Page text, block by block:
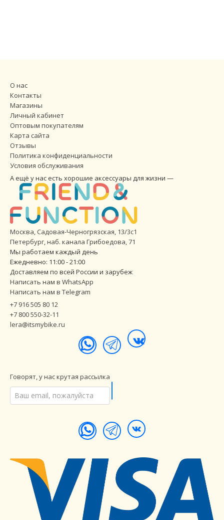
О нас
Контакты
Магазины
Личный кабинет
Оптовым покупателям
Карта сайта
Отзывы
Политика конфиденциальности
Условия обслуживания
А ещё у нас есть хорошие аксессуары для жизни —
Москва, Садовая-Черногрязская, 13/3с1
Петербург,наб. канала Грибоедова, 71
Мы работаем каждый день
Ежедневно: 11:00 - 21:00
Доставляем по всей России и зарубеж
Написать нам в WhatsApp
Написать нам в Telegram
+7 916 505 80 12
+7 800 550-32-11
lera@itsmybike.ru
Говорят, у нас крутая рассылка